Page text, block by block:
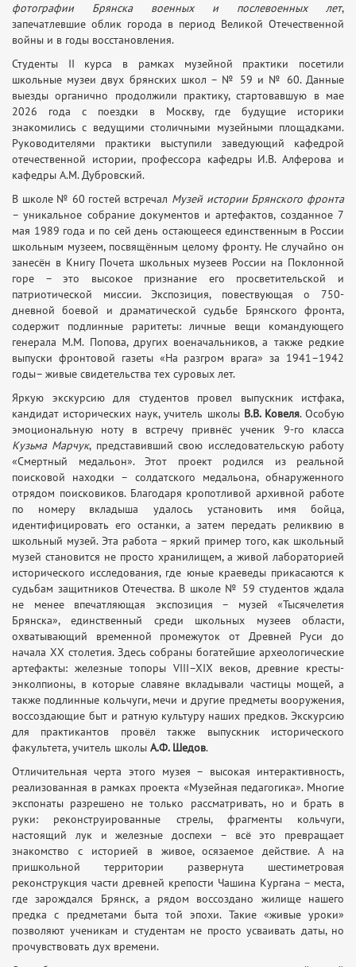
фотографии Брянска военных и послевоенных лет,
запечатлевшие облик города в период Великой Отечественной
войны и в годы восстановления.
Студенты II курса в рамках музейной практики посетили
школьные музеи двух брянских школ – № 59 и № 60. Данные
выезды органично продолжили практику, стартовавшую в мае
2026 года с поездки в Москву, где будущие историки
знакомились с ведущими столичными музейными площадками.
Руководителями практики выступили заведующий кафедрой
отечественной истории, профессора кафедры И.В. Алферова и
кафедры А.М. Дубровский.
В школе № 60 гостей встречал Музей истории Брянского фронта
– уникальное собрание документов и артефактов, созданное 7
мая 1989 года и по сей день остающееся единственным в России
школьным музеем, посвящённым целому фронту. Не случайно он
занесён в Книгу Почета школьных музеев России на Поклонной
горе – это высокое признание его просветительской и
патриотической миссии. Экспозиция, повествующая о 750-
дневной боевой и драматической судьбе Брянского фронта,
содержит подлинные раритеты: личные вещи командующего
генерала М.М. Попова, других военачальников, а также редкие
выпуски фронтовой газеты «На разгром врага» за 1941–1942
годы– живые свидетельства тех суровых лет.
Яркую экскурсию для студентов провел выпускник истфака,
кандидат исторических наук, учитель школы В.В. Ковеля. Особую
эмоциональную ноту в встречу привнёс ученик 9-го класса
Кузьма Марчук, представивший свою исследовательскую работу
«Смертный медальон». Этот проект родился из реальной
поисковой находки – солдатского медальона, обнаруженного
отрядом поисковиков. Благодаря кропотливой архивной работе
по номеру вкладыша удалось установить имя бойца,
идентифицировать его останки, а затем передать реликвию в
школьный музей. Эта работа – яркий пример того, как школьный
музей становится не просто хранилищем, а живой лабораторией
исторического исследования, где юные краеведы прикасаются к
судьбам защитников Отечества. В школе № 59 студентов ждала
не менее впечатляющая экспозиция – музей «Тысячелетия
Брянска», единственный среди школьных музеев области,
охватывающий временной промежуток от Древней Руси до
начала XX столетия. Здесь собраны богатейшие археологические
артефакты: железные топоры VIII–XIX веков, древние кресты-
энколпионы, в которые славяне вкладывали частицы мощей, а
также подлинные кольчуги, мечи и другие предметы вооружения,
воссоздающие быт и ратную культуру наших предков. Экскурсию
для практикантов провёл также выпускник исторического
факультета, учитель школы А.Ф. Шедов.
Отличительная черта этого музея – высокая интерактивность,
реализованная в рамках проекта «Музейная педагогика». Многие
экспонаты разрешено не только рассматривать, но и брать в
руки: реконструированные стрелы, фрагменты кольчуги,
настоящий лук и железные доспехи – всё это превращает
знакомство с историей в живое, осязаемое действие. А на
пришкольной территории развернута шестиметровая
реконструкция части древней крепости Чашина Кургана – места,
где зарождался Брянск, а рядом воссоздано жилище нашего
предка с предметами быта той эпохи. Такие «живые уроки»
позволяют ученикам и студентам не просто усваивать даты, но
прочувствовать дух времени.